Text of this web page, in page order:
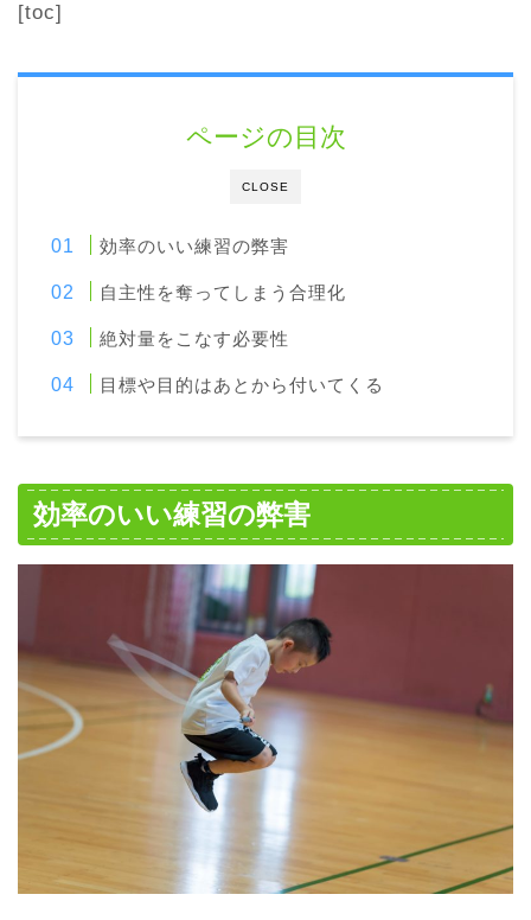
[toc]
CLOSE
ページの目次
効率のいい練習の弊害
自主性を奪ってしまう合理化
絶対量をこなす必要性
目標や目的はあとから付いてくる
効率のいい練習の弊害